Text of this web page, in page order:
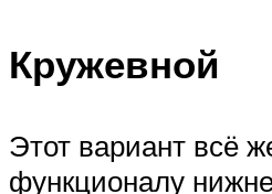
Кружевной
Этот вариант всё
функционалу